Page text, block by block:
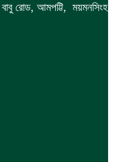
বাবু রোড, আমপট্টি, ময়মনসিংহ